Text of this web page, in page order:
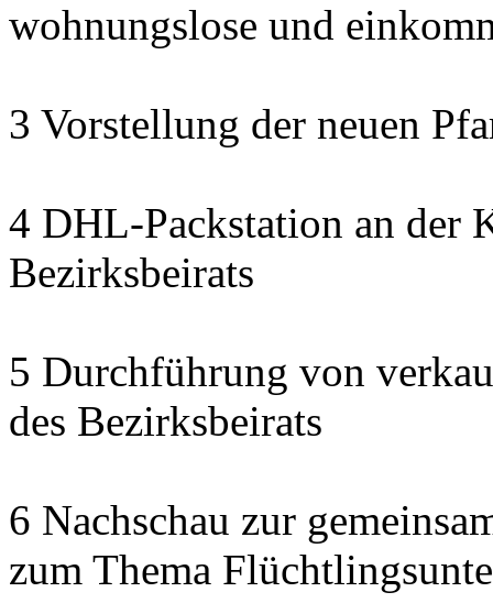
wohnungslose und
3 Vorstellung der neuen
4 DHL-Packstation an der
Bezirksbeirats
5 Durchführung von
des Bezirksbeirats
6 Nachschau zur
zum Thema